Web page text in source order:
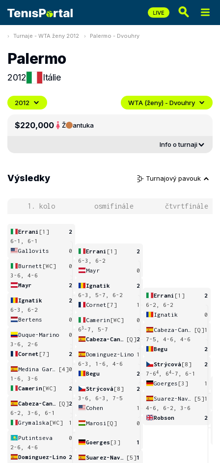
Turnaje - WTA ženy 2012 Palermo - Dvouhry
Palermo
2012 Itálie
2012 WTA (ženy) - Dvouhry
$220,000 Ž antuka
Info o turnaji
Výsledky Turnajový pavouk
1. kolo osmifinále čtvrtfinále
Errani [1]
2
6-1, 6-1
Gallovits
0
Burnett [WC]
0
3-6, 4-6
Mayr
2
Ignatik
2
6-3, 6-2
Bertens
0
Duque-Marino
0
3-6, 2-6
Cornet [7] 2
[4]0
1-6, 3-6
Camerin[WC] 2
[Q]2
6-2, 3-6, 6-1
Grymalska [WC] 1
Putintseva
0
2-6, 4-6
Dominguez-Lino 2
Errani [1]
2
6-3, 6-2
Mayr
0
Ignatik
2
6-3, 5-7, 6-2
Cornet [7] 1
Camerin [WC]
0
63 -7, 5-7
[Q]2
Dominguez-Lino 1
6-3, 1-6, 4-6
Begu
2
Strýcová[8]
2
3-6, 6-3, 7-5
Cohen
1
Marosi [Q] 0
Goerges [3] 1
[5]1
Errani [1]
2
6-2, 6-2
Ignatik
0
[Q]1
7-5, 4-6, 4-6
Begu
2
Strýcová[8]
2
7-64 , 64-7, 6-1
Goerges [3] 1
[5]1
4-6, 6-2, 3-6
Robson
2